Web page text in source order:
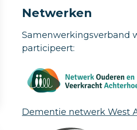
Netwerken
Samenwerkingsverband
participeert:
Dementie netwerk West